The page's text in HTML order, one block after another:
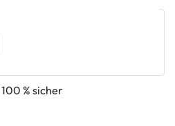
100 % sicher